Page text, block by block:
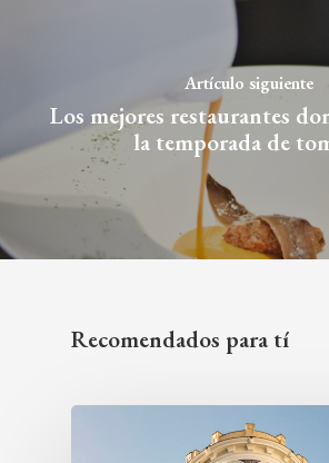
Artículo siguiente
Los mejores restaurantes
la temporada de
Recomendados para tí